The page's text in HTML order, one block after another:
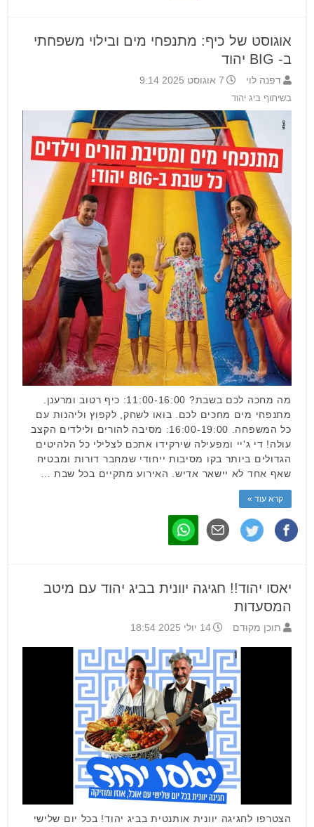
אוגוסט של כיף: מתנפחי מים ובילוי משפחתי
ב- BIG יהוד
דפנה לוי
7 אוגוסט 2025 9:14
בשיתוף ביג יהוד
מה מחכה לכם בשבת? 11:00-16:00: כיף רטוב ומרענן.
מתנפחי מים מחכים לכם. בואו לשחק, לקפוץ וליהנות עם
כל המשפחה. 16:00-19:00: מסיבה להורים ולילדים הקצב
עולה! די ג'יי ומפעילה שירקידו אתכם לצלילי כל הלהיטים
הגדולים ביותר בקו מסיבות ייחודי שמחבר דורות ומבטיח
שאף אחד לא יישאר אדיש. האירוע מתקיים בכל שבת …
קרא עוד »
יאסו יהוד!! חגיגה יוונית בביג יהוד עם מיטב
המסעדות
תוכן מקודם 14 יולי 2025 18:54
הצטרפו לחגיגה יוונית אותנטית בביג יהוד! בכל יום שלישי